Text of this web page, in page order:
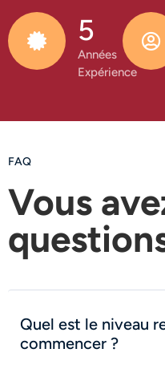
5
Années
Expérience
FAQ
Vous
Quel est le niveau
commencer ?